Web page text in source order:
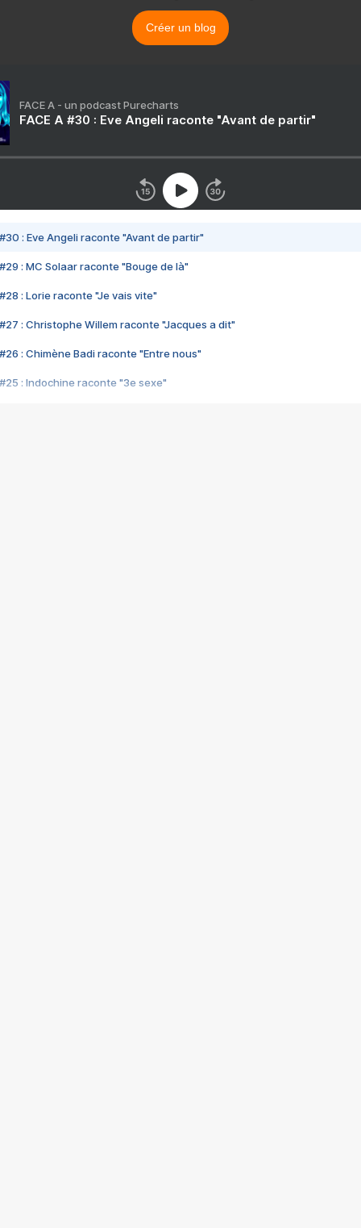
Créer un blog
FACE A - un podcast Purecharts
FACE A #30 : Eve Angeli raconte "Avant de partir"
#30 : Eve Angeli raconte "Avant de partir"
#29 : MC Solaar raconte "Bouge de là"
#28 : Lorie raconte "Je vais vite"
#27 : Christophe Willem raconte "Jacques a dit"
#26 : Chimène Badi raconte "Entre nous"
#25 : Indochine raconte "3e sexe"